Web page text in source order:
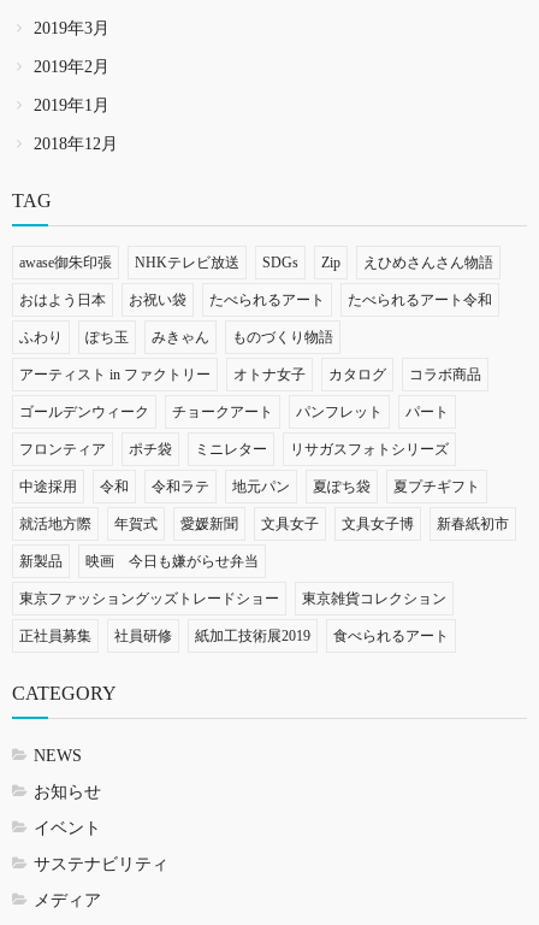
2019年3月
2019年2月
2019年1月
2018年12月
TAG
awase御朱印張 NHKテレビ放送 SDGs Zip えひめさんさん物語
おはよう日本 お祝い袋 たべられるアート たべられるアート令和
ふわり ぽち玉 みきゃん ものづくり物語
アーティスト in ファクトリー オトナ女子 カタログ コラボ商品
ゴールデンウィーク チョークアート パンフレット パート
フロンティア ポチ袋 ミニレター リサガスフォトシリーズ
中途採用 令和 令和ラテ 地元パン 夏ぽち袋 夏プチギフト
就活地方際 年賀式 愛媛新聞 文具女子 文具女子博 新春紙初市
新製品 映画 今日も嫌がらせ弁当
東京ファッショングッズトレードショー 東京雑貨コレクション
正社員募集 社員研修 紙加工技術展2019 食べられるアート
CATEGORY
NEWS
お知らせ
イベント
サステナビリティ
メディア